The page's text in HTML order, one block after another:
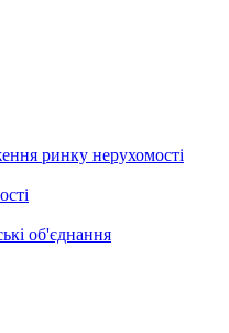
ринку нерухомості
об'єднання